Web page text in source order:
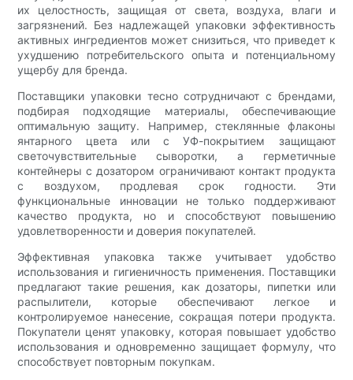
их целостность, защищая от света, воздуха, влаги и
загрязнений. Без надлежащей упаковки эффективность
активных ингредиентов может снизиться, что приведет к
ухудшению потребительского опыта и потенциальному
ущербу для бренда.
Поставщики упаковки тесно сотрудничают с брендами,
подбирая подходящие материалы, обеспечивающие
оптимальную защиту. Например, стеклянные флаконы
янтарного цвета или с УФ-покрытием защищают
светочувствительные сыворотки, а герметичные
контейнеры с дозатором ограничивают контакт продукта
с воздухом, продлевая срок годности. Эти
функциональные инновации не только поддерживают
качество продукта, но и способствуют повышению
удовлетворенности и доверия покупателей.
Эффективная упаковка также учитывает удобство
использования и гигиеничность применения. Поставщики
предлагают такие решения, как дозаторы, пипетки или
распылители, которые обеспечивают легкое и
контролируемое нанесение, сокращая потери продукта.
Покупатели ценят упаковку, которая повышает удобство
использования и одновременно защищает формулу, что
способствует повторным покупкам.